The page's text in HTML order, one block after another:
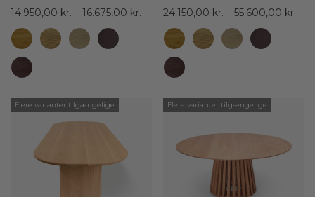
14.950,00 kr. – 16.675,00 kr. Prisinterval:
14.950,00 kr.
16.675,00 kr.
24.150,00 kr. – 55.600,00 kr.
Flere varianter tilgængelige Flere varianter tilgængelige